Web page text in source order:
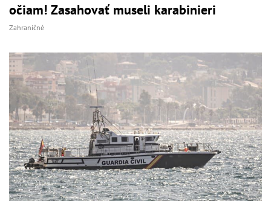
očiam! Zasahovať museli karabinieri
Zahraničné